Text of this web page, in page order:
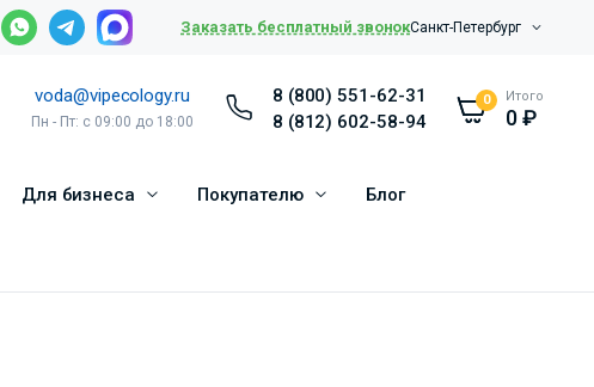
Заказать бесплатный звонокСанкт-Петербург
voda@vipecology.ru
Пн - Пт: с 09:00 до 18:00
8 (800) 551-62-31
8 (812) 602-58-94
0 Итого
0₽
Для бизнеса Покупателю Блог